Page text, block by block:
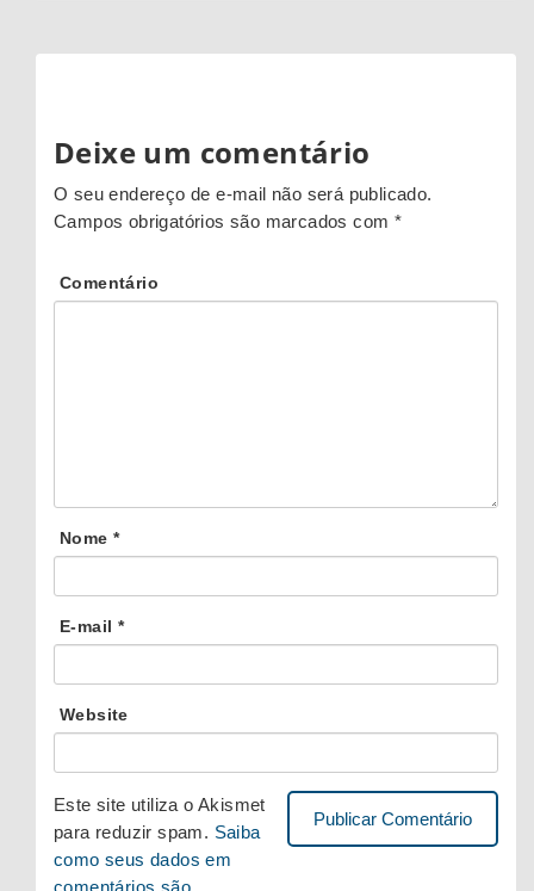
Deixe um comentário
O seu endereço de e-mail não será publicado.
Campos obrigatórios são marcados com *
Comentário
Nome *
E-mail *
Website
Este site utiliza o Akismet
para reduzir spam. Saiba
como seus dados em